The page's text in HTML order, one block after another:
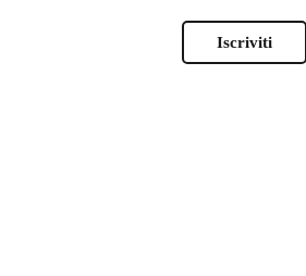
Iscriviti
Nome*